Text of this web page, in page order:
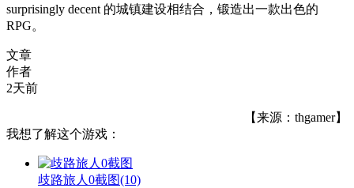
surprisingly decent 的城镇建设相结合，锻造出一款出色的
RPG。
文章
作者
2天前
【来源：thgamer】
我想了解这个游戏：
歧路旅人0截图(10)